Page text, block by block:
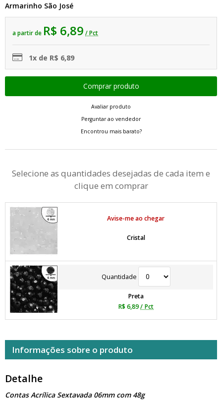
Armarinho São José
a partir de R$ 6,89 / Pct
1x de R$ 6,89
Avaliar produto
Perguntar ao vendedor
Encontrou mais barato?
Selecione as quantidades desejadas de cada item e
clique em comprar
Avise-me ao chegar
Cristal
Quantidade
Preta
R$ 6,89/ Pct
Informações sobre o produto
Detalhe
Contas Acrílica Sextavada 06mm com 48g